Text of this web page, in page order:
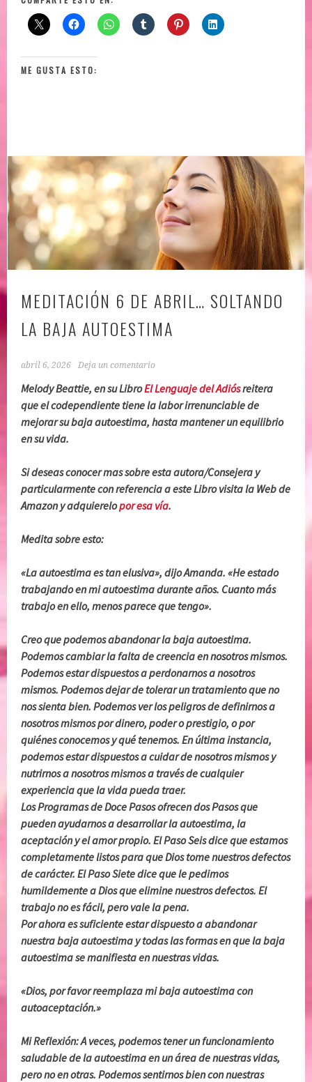
ME GUSTA ESTO:
MEDITACIÓN 6 DE ABRIL… SOLTANDO
LA BAJA AUTOESTIMA
abril 6, 2026 Deja un comentario
Melody Beattie, en su LibroEl Lenguaje del Adiósreitera
que el codependiente tiene la labor irrenunciable de
mejorar su baja autoestima, hasta mantener un equilibrio
en su vida.
Si deseas conocer mas sobre esta autora/Consejera y
particularmente con referencia a este Libro visita la Web de
Amazon y adquierelopor esa vía.
Medita sobre esto:
«La autoestima es tan elusiva», dijo Amanda. «He estado
trabajando en mi autoestima durante años. Cuanto más
trabajo en ello, menos parece que tengo».
Creo que podemos abandonar la baja autoestima.
Podemos cambiar la falta de creencia en nosotros mismos.
Podemos estar dispuestos a perdonarnos a nosotros
mismos. Podemos dejar de tolerar un tratamiento que no
nos sienta bien. Podemos ver los peligros de definirnos a
nosotros mismos por dinero, poder o prestigio, o por
quiénes conocemos y qué tenemos. En última instancia,
podemos estar dispuestos a cuidar de nosotros mismos y
nutrirnos a nosotros mismos a través de cualquier
experiencia que la vida pueda traer.
Los Programas de Doce Pasos ofrecen dos Pasos que
pueden ayudarnos a desarrollar la autoestima, la
aceptación y el amor propio. El Paso Seis dice que estamos
completamente listos para que Dios tome nuestros defectos
de carácter. El Paso Siete dice que le pedimos
humildemente a Dios que elimine nuestros defectos. El
trabajo no es fácil, pero vale la pena.
Por ahora es suficiente estar dispuesto a abandonar
nuestra baja autoestima y todas las formas en que la baja
autoestima se manifiesta en nuestras vidas.
«Dios, por favor reemplaza mi baja autoestima con
autoaceptación.»
Mi Reflexión: A veces, podemos tener un funcionamiento
saludable de la autoestima en un área de nuestras vidas,
pero no en otras. Podemos sentirnos bien con nuestras